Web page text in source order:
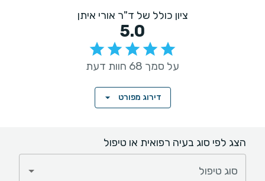
ציון כולל של ד"ר אורי איתן
5.0
על סמך 68 חוות דעת
דירוג מפורט
הצג לפי סוג בעיה רפואית או טיפול
סוג טיפול